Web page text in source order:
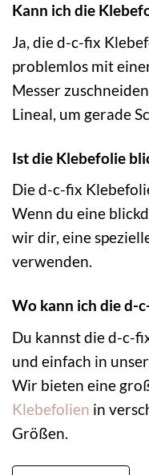
Kann ich die
Ja, die d-c-fix
problemlos mit
Messer
Lineal, um gerade
Ist die Klebefolie
Die d-c-fix
Wenn du eine
wir dir, eine
verwenden.
Wo kann ich die d-
Du kannst die d-c-
und einfach in
Wir bieten eine
Klebefolien in
Größen.